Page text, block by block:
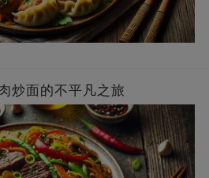
面的不平凡之旅